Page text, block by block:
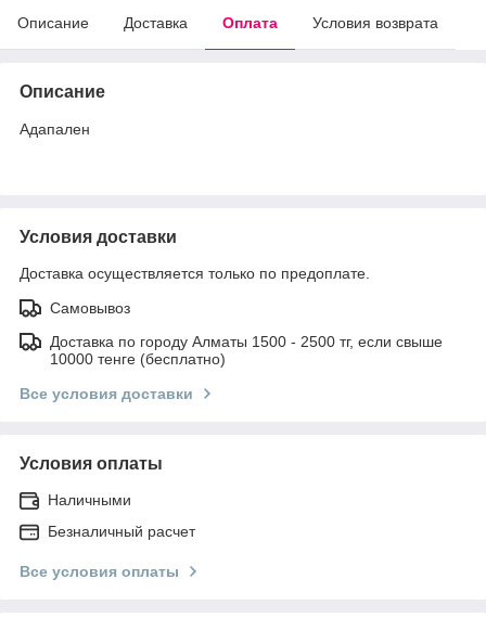
Описание Доставка Оплата Условия возврата
Описание
Адапален
Условия доставки
Доставка осуществляется только по предоплате.
Самовывоз
Доставка по городу Алматы 1500 - 2500 тг, если свыше
10000 тенге (бесплатно)
Все условия доставки
Условия оплаты
Наличными
Безналичный расчет
Все условия оплаты